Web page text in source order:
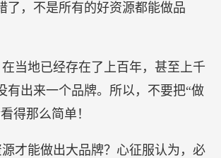
了，不是所有的好资源都能做品
当地已经存在了上百年，甚至上千
有出来一个品牌。所以，不要把“做
得那么简单！
才能做出大品牌？心征服认为，必